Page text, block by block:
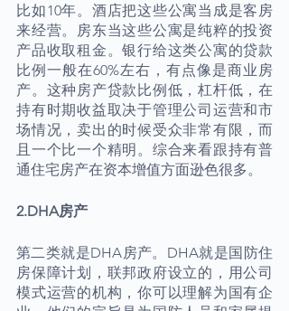
比如10年。酒店把这些公寓当成是客房
来经营。房东当这些公寓是纯粹的投资
产品收取租金。银行给这类公寓的贷款
比例一般在60%左右，有点像是商业房
产。这种房产贷款比例低，杠杆低，在
持有时期收益取决于管理公司运营和市
场情况，卖出的时候受众非常有限，而
且一个比一个精明。综合来看跟持有普
通住宅房产在资本增值方面逊色很多。
2.DHA房产
第二类就是DHA房产。DHA就是国防住
房保障计划，联邦政府设立的，用公司
模式运营的机构，你可以理解为国有企